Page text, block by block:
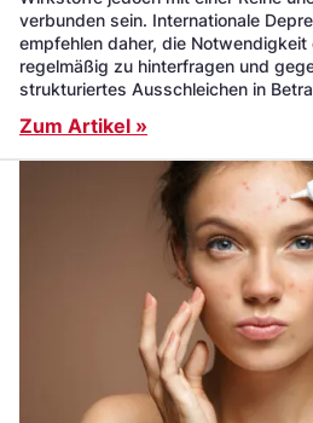
verbunden sein. Internationale
empfehlen daher, die
regelmäßig zu hinterfragen und
strukturiertes Ausschleichen in
Zum Artikel »